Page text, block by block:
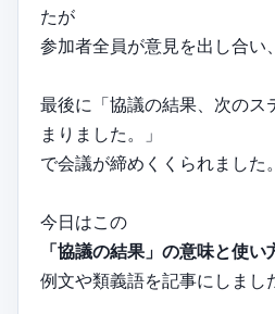
たが
参加者全員が意見を出し合い、
最後に「協議の結果、次のス
まりました。」
で会議が締めくくられました。
今日はこの
「協議の結果」の意味と使い
例文や類義語を記事にしまし